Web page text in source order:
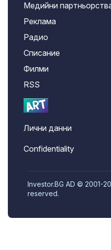
Медийни
Реклама
Радио
Списание
Филми
RSS
Лични данни
Confidentiality
Investor.BG AD © 2001-
reserved.